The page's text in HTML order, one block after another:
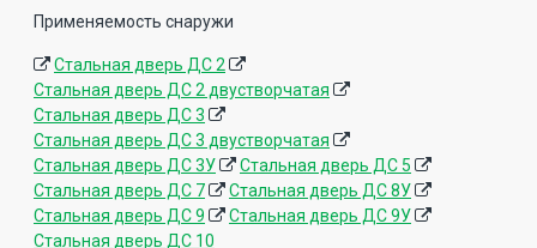
Применяемость снаружи
Стальная дверь ДС 2
Стальная дверь ДС 2 двустворчатая
Стальная дверь ДС 3
Стальная дверь ДС 3 двустворчатая
Стальная дверь ДС 3У
Стальная дверь ДС 5
Стальная дверь ДС 7
Стальная дверь ДС 8У
Стальная дверь ДС 9
Стальная дверь ДС 9У
Стальная дверь ДС 10